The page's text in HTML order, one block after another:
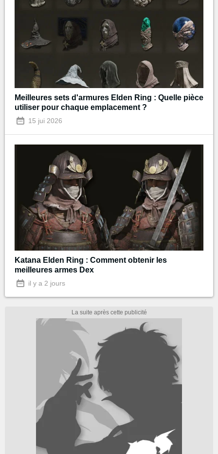
Meilleures sets d'armures Elden Ring : Quelle pièce
utiliser pour chaque emplacement ?
15 jui 2026
Katana Elden Ring : Comment obtenir les
meilleures armes Dex
il y a 2 jours